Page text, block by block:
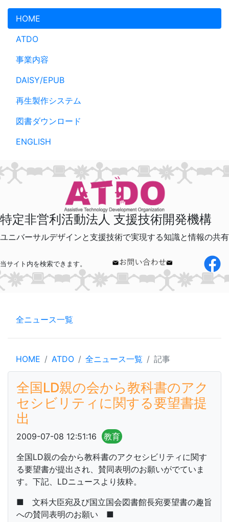
メインコンテンツへスキップ
HOME
ATDO
事業内容
DAISY/EPUB
再生製作システム
図書ダウンロード
ENGLISH
特定非営利活動法人 支援技術開発機構
ユニバーサルデザインと支援技術で実現する知識と情報の共有
当サイト内を検索できます。
全ニュース一覧
HOME ATDO 全ニュース一覧 記事
全国LD親の会から教科書のアク
セシビリティに関する要望書提
出
2009-07-08 12:51:16
教育
全国LD親の会から教科書のアクセシビリティに関す
る要望書が提出され、賛同表明のお願いがでていま
す。下記、LDニュースより抜粋。
■ 文科大臣宛及び国立国会図書館長宛要望書の趣旨
への賛同表明のお願い ■